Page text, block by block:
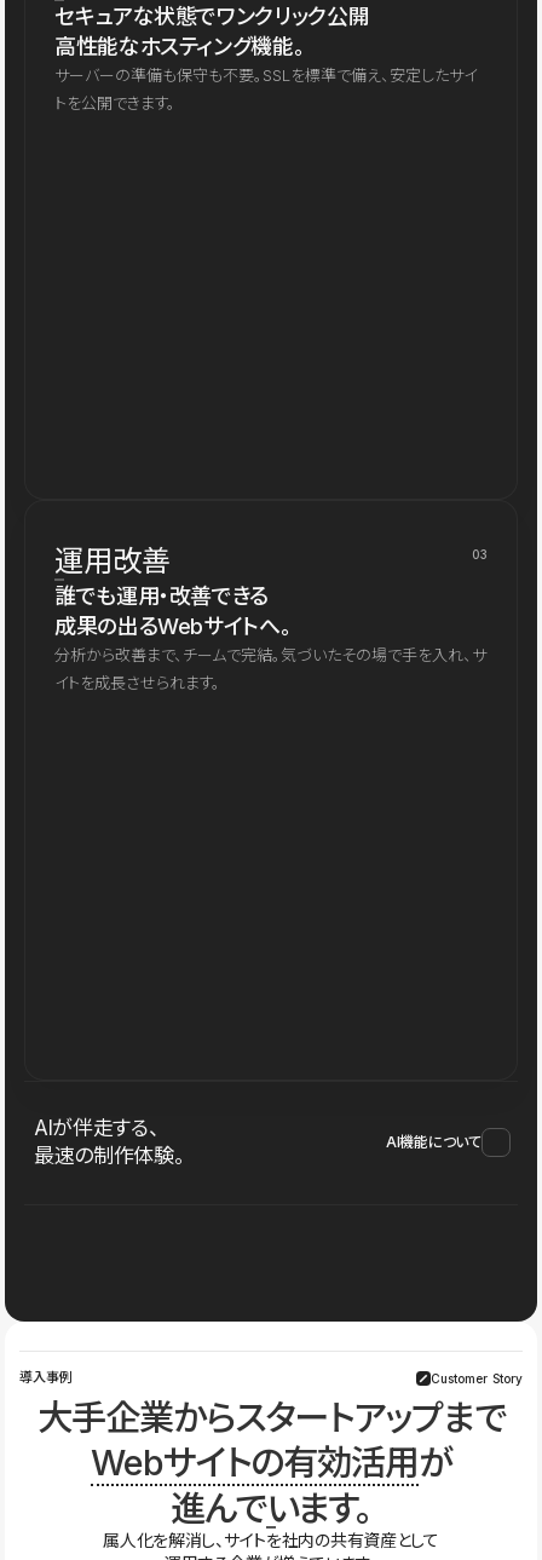
セキュアな状態でワンクリック公開
高性能なホスティング機能。
サーバーの準備も保守も不要。SSLを標準で備え、安定したサイ
トを公開できます。
運用改善 03
誰でも運用・改善できる
成果の出るWebサイトへ。
分析から改善まで、チームで完結。気づいたその場で手を入れ、サ
イトを成長させられます。
AIが伴走する、
最速の制作体験。
AI機能について
導入事例 Customer Story
大手企業からスタートアップまで
Webサイトの有効活用が
進んでいます。
属人化を解消し、サイトを社内の共有資産として